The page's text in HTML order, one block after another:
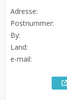
Adresse:
Postnummer:
By:
Land:
e-mail: